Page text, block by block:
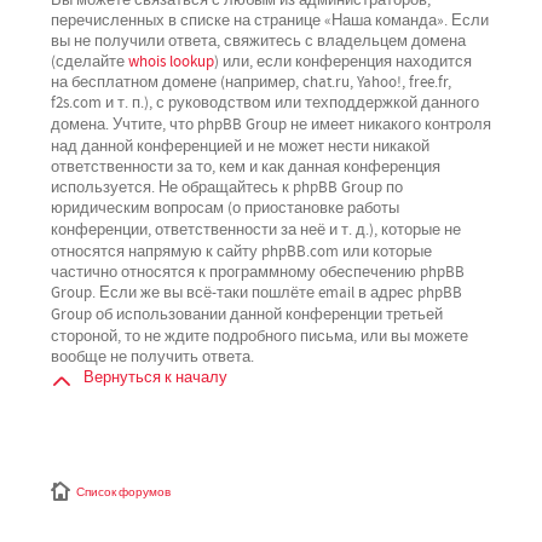
перечисленных в списке на странице «Наша команда». Если
вы не получили ответа, свяжитесь с владельцем домена
(сделайтеwhois lookup) или, если конференция находится
на бесплатном домене (например, chat.ru, Yahoo!, free.fr,
f2s.com и т. п.), с руководством или техподдержкой данного
домена. Учтите, что phpBB Group не имеет никакого контроля
над данной конференциейи не может нести никакой
ответственности за то, кем и как данная конференция
используется. Не обращайтесь к phpBB Group по
юридическим вопросам (о приостановке работы
конференции, ответственности за неё и т. д.), которые не
относятся напрямуюк сайту phpBB.com или которые
частично относятся к программному обеспечению phpBB
Group. Если же вы всё-таки пошлёте email в адрес phpBB
Group об использовании данной конференциитретьей
стороной, то не ждите подробного письма, или вы можете
вообще не получить ответа.
Вернуться к началу
Список форумов